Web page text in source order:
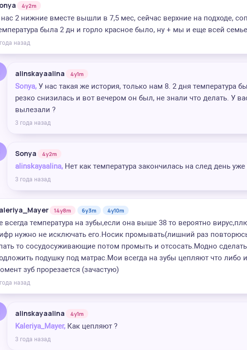
4y2m
2 нижние вместе вышли в 7,5 мес, сейчас верхние на подходе,
была 2 дн и горло красное было, ну + мы и еще всей
назад
alinskayaalina 4y1m
Sonya, У нас такая же история, только нам 8. 2 дня температура
резко снизилась и вот вечером он был, не знали что делать. У
вылезали ?
3 года назад
Sonya 4y2m
alinskayaalina, Нет как температура закончилась на след день
3 года назад
14y8m 6y3m 4y10m
всегда температура на зубы,если она выше 38 то вероятно
нужно не исключать его.Носик промывать(лишний раз
то сосудосуживающие потом промыть и отсосать.Модно
подушку под матрас.Мои всегда на зубы цепляют что либо
зуб прорезается (зачастую)
назад
alinskayaalina 4y1m
Kaleriya_Mayer, Как цепляют ?
3 года назад